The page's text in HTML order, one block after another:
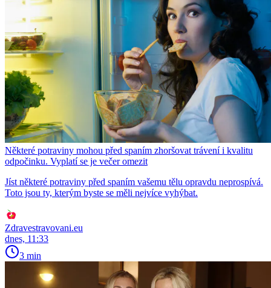
Některé potraviny mohou před spaním zhoršovat trávení i kvalitu
odpočinku. Vyplatí se je večer omezit
Jíst některé potraviny před spaním vašemu tělu opravdu neprospívá.
Toto jsou ty, kterým byste se měli nejvíce vyhýbat.
Zdravestravovani.eu
dnes, 11:33
3 min